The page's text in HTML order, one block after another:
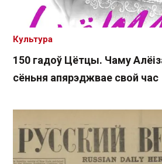
150 гадоў Цётцы. Чаму
сёньня апярэджвае свой час
Культура